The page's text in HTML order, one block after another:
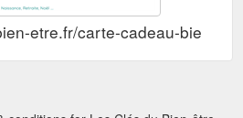
etre.fr/carte-cadeau-bien-